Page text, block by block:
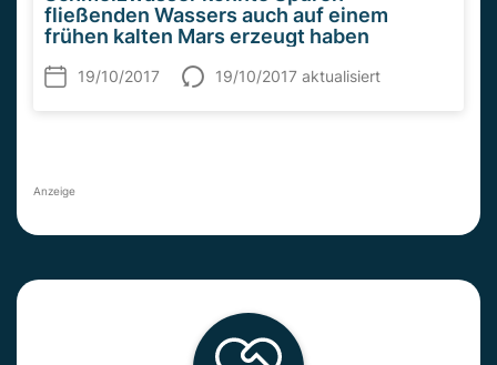
fließenden Wassers auch auf einem
frühen kalten Mars erzeugt haben
19/10/2017 19/10/2017 aktualisiert
Anzeige